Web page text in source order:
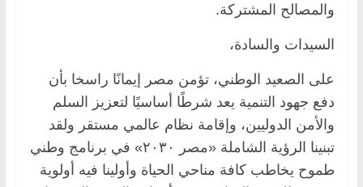
والمصالح المشتركة.
السيدات والسادة،
على الصعيد الوطني، تؤمن مصر إيمانًا راسخا بأن
دفع جهود التنمية يعد شرطًا أساسيًا لتعزيز السلم
والأمن الدوليين، وإقامة نظام عالمي مستقر ولقد
تبنينا الرؤية الشاملة «مصر ٢٠٣٠» في برنامج وطني
طموح يخاطب كافة مناحي الحياة وأولينا فيه أولوية